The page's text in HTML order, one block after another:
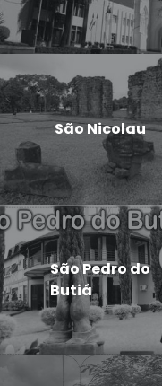
São Nicolau
São Pedro do
Butiá